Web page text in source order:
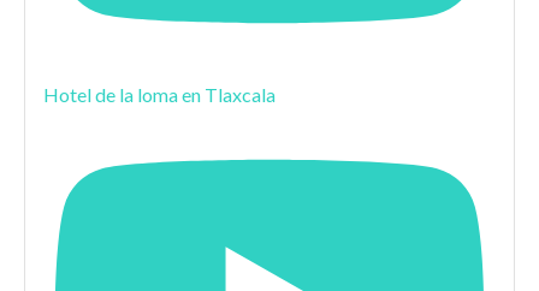
Hotel de la loma en Tlaxcala